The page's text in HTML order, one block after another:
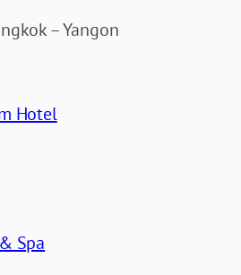
– Yangon
Hotel
Spa